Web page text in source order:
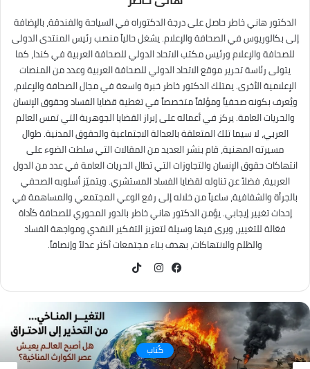
الدكتور هاني خاطر حاصل على درجة الدكتوراه في السياحة والفندقة، بالإضافة
إلى بكالوريوس في الصحافة والإعلام. يشغل حالياً منصب رئيس المنتدى الدولى
للصحافة والإعلام ورئيس مكتب الاتحاد الدولي للصحافة العربية في كندا، كما
يتولى رئاسة تحرير موقع الاتحاد الدولي للصحافة العربية وعدد من المنصات
الإعلامية الأخرى. يمتلك الدكتور خاطر خبرة واسعة في مجال الصحافة والإعلام،
ويُعرف بكونه صحفياً ومؤلفاً متخصصاً في تغطية قضايا الفساد وحقوق الإنسان
والحريات العامة. يركز في أعماله على إبراز القضايا الجوهرية التي تمس العالم
العربي، لا سيما تلك المتعلقة بالعدالة الاجتماعية والحقوق المدنية. طوال
مسيرته المهنية، قام بنشر العديد من المقالات التي سلطت الضوء على
انتهاكات حقوق الإنسان والتجاوزات التي تطال الحريات العامة في عدد من الدول
العربية، فضلاً عن تناوله لقضايا الفساد المستشري. ويتميّز أسلوبه الصحفي
بالجرأة والشفافية، ساعياً من خلاله إلى رفع الوعي المجتمعي والمساهمة في
إحداث تغيير إيجابي. يؤمن الدكتور هاني خاطر بالدور المحوري للصحافة كأداة
فعّالة للتغيير، ويرى فيها وسيلة لتعزيز التفكير النقدي ومواجهة الفساد
والظلم والانتهاكات، بهدف بناء مجتمعات أكثر عدلاً وإنصافاً.
كُتاب